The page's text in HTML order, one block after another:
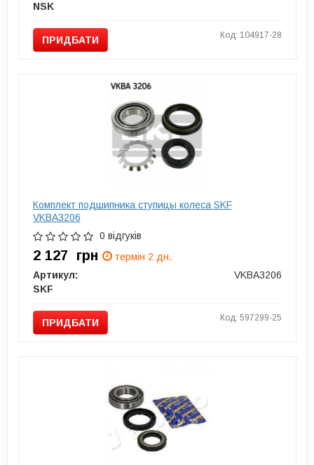
NSK
ПРИДБАТИ Код: 104917-28
Комплект подшипника ступицы колеса SKF
VKBA3206
0 відгуків
2 127 грн
термін 2 дн.
Артикул:
VKBA3206
SKF
ПРИДБАТИ Код: 597299-25